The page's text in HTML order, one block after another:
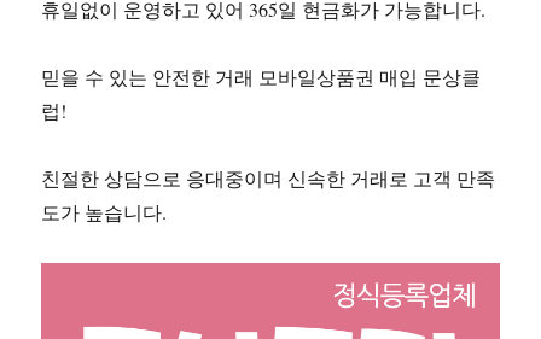
휴일없이 운영하고 있어 365일 현금화가 가능합니다.
믿을 수 있는 안전한 거래 모바일상품권 매입 문상클
럽!
친절한 상담으로 응대중이며 신속한 거래로 고객 만족
도가 높습니다.